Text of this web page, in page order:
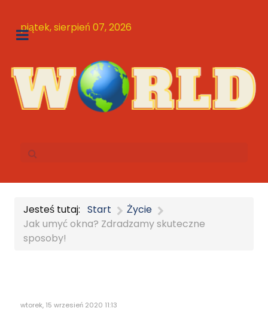
piątek, sierpień 07, 2026
Jesteś tutaj: Start
Życie
Jak umyć okna? Zdradzamy skuteczne
sposoby!
wtorek, 15 wrzesień 2020 11:13